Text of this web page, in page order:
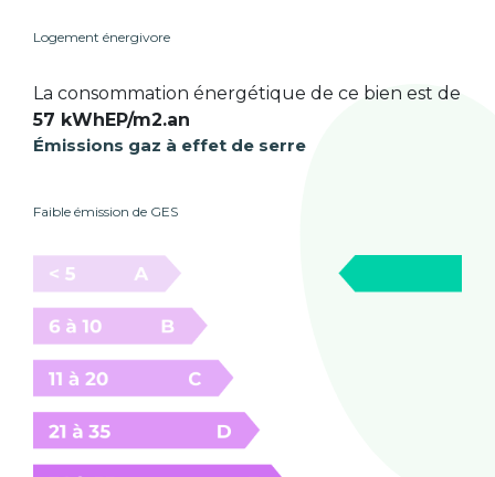
Logement énergivore
La consommation énergétique de ce bien est de
57 kWhEP/m2.an
Émissions gaz à effet de serre
Faible émission de GES